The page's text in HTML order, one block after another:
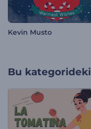
Kevin Musto
Bu kategorideki